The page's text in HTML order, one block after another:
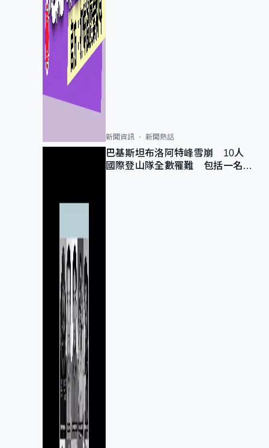
新聞資訊 新聞熱話
巴基斯坦布洛阿特峰雪崩 10人
國際登山隊全數罹難 包括一名中